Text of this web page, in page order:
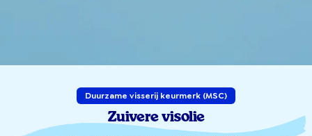
Duurzame visserij keurmerk (MSC)
Zuivere visolie